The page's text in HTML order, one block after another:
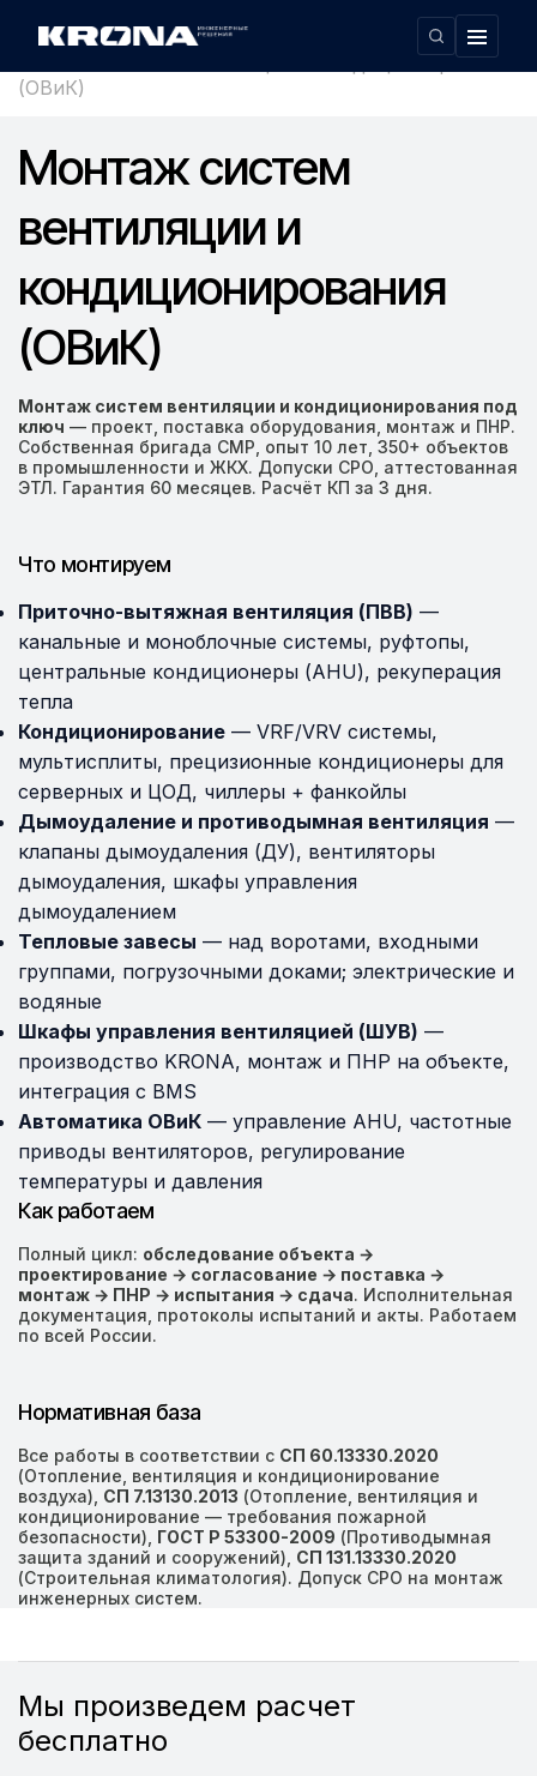
Главная ›
Монтаж систем вентиляции и кондиционирования
(ОВиК)
Монтаж систем
вентиляции и
кондиционирования
(ОВиК)
Монтаж систем вентиляции и кондиционирования под
ключ — проект, поставка оборудования, монтаж и ПНР.
Собственная бригада СМР, опыт 10 лет, 350+ объектов
в промышленности и ЖКХ. Допуски СРО, аттестованная
ЭТЛ. Гарантия 60 месяцев. Расчёт КП за 3 дня.
Что монтируем
Приточно-вытяжная вентиляция (ПВВ) —
канальные и моноблочные системы, руфтопы,
центральные кондиционеры (AHU), рекуперация
тепла
Кондиционирование — VRF/VRV системы,
мультисплиты, прецизионные кондиционеры для
серверных и ЦОД, чиллеры + фанкойлы
Дымоудаление и противодымная вентиляция —
клапаны дымоудаления (ДУ), вентиляторы
дымоудаления, шкафы управления
дымоудалением
Тепловые завесы — над воротами, входными
группами, погрузочными доками; электрические и
водяные
Шкафы управления вентиляцией (ШУВ) —
производство KRONA, монтаж и ПНР на объекте,
интеграция с BMS
Автоматика ОВиК — управление AHU, частотные
приводы вентиляторов, регулирование
температуры и давления
Как работаем
Полный цикл: обследование объекта →
проектирование → согласование → поставка →
монтаж → ПНР → испытания → сдача. Исполнительная
документация, протоколы испытаний и акты. Работаем
по всей России.
Нормативная база
Все работы в соответствии с СП 60.13330.2020
(Отопление, вентиляция и кондиционирование
воздуха), СП 7.13130.2013 (Отопление, вентиляция и
кондиционирование — требования пожарной
безопасности), ГОСТ Р 53300-2009 (Противодымная
защита зданий и сооружений), СП 131.13330.2020
(Строительная климатология). Допуск СРО на монтаж
инженерных систем.
Мы произведем расчет
бесплатно